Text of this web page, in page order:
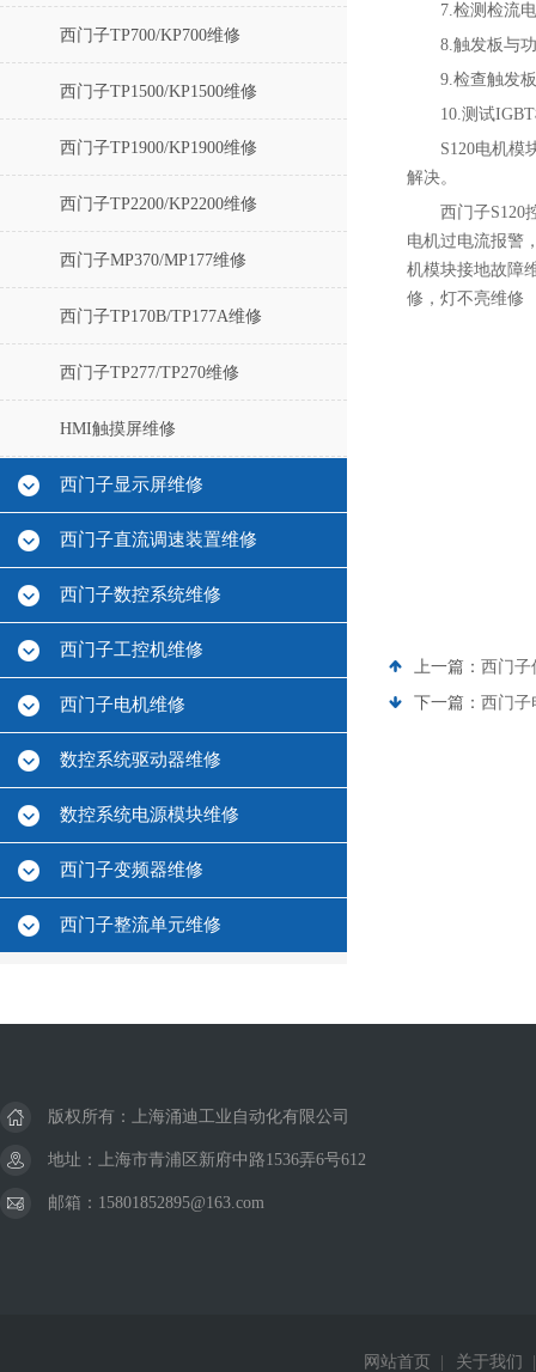
西门子TP700/KP700维修
西门子TP1500/KP1500维修
西门子TP1900/KP1900维修
西门子TP2200/KP2200维修
西门子MP370/MP177维修
西门子TP170B/TP177A维修
西门子TP277/TP270维修
HMI触摸屏维修
西门子显示屏维修
西门子直流调速装置维修
西门子数控系统维修
西门子工控机维修
西门子电机维修
数控系统驱动器维修
数控系统电源模块维修
西门子变频器维修
西门子整流单元维修
7.检测检流
8.触发板与
9.检查触发
10.测试
S120电机模
解决。
西门子S120
电机过电流报警
机模块接地故障
修，灯不亮维修
上一篇： 西门子
下一篇： 西门子
版权所有：上海涌迪工业自动化有限公司
地址：上海市青浦区新府中路1536弄6号612
邮箱：15801852895@163.com
网站首页 关于我们